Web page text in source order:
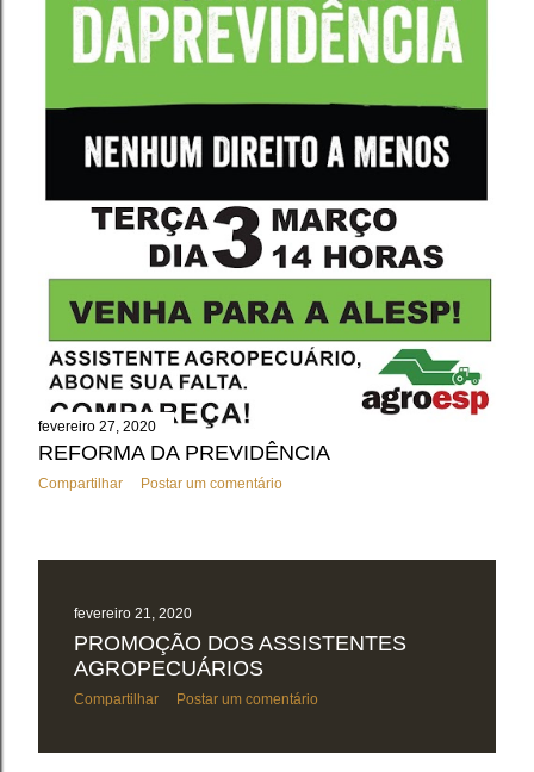
fevereiro 27, 2020
REFORMA DA PREVIDÊNCIA
Compartilhar Postar um comentário
fevereiro 21, 2020
PROMOÇÃO DOS ASSISTENTES
AGROPECUÁRIOS
Compartilhar Postar um comentário